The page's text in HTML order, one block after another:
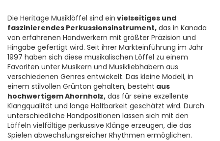
Die Heritage Musiklöffel sind ein vielseitiges und
faszinierendes Perkussionsinstrument, das in Kanada
von erfahrenen Handwerkern mit größter Präzision und
Hingabe gefertigt wird. Seit ihrer Markteinführung im Jahr
1997 haben sich diese musikalischen Löffel zu einem
Favoriten unter Musikern und Musikliebhabern aus
verschiedenen Genres entwickelt. Das kleine Modell, in
einem stilvollen Grünton gehalten, besteht aus
hochwertigem Ahornholz, das für seine exzellente
Klangqualität und lange Haltbarkeit geschätzt wird. Durch
unterschiedliche Handpositionen lassen sich mit den
Löffeln vielfältige perkussive Klänge erzeugen, die das
Spielen abwechslungsreicher Rhythmen ermöglichen.